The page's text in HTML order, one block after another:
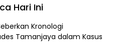
Hari Ini
Kronologi
Tamanjaya dalam Kasus